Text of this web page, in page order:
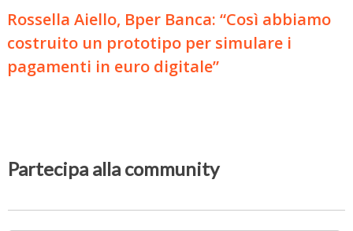
Rossella Aiello, Bper Banca: “Così abbiamo
costruito un prototipo per simulare i
pagamenti in euro digitale”
Partecipa alla community